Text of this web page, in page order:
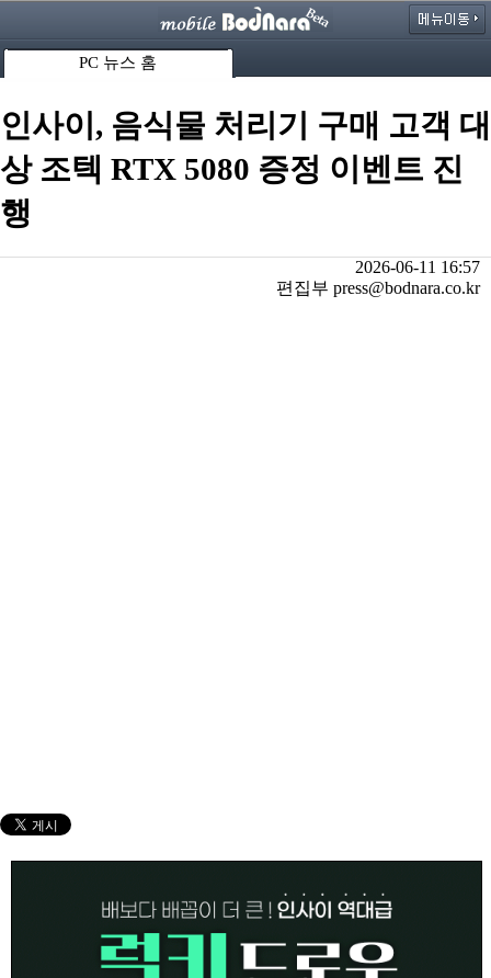
PC 뉴스 홈
인사이, 음식물 처리기 구매 고객 대
상 조텍 RTX 5080 증정 이벤트 진
행
2026-06-11 16:57
편집부 press@bodnara.co.kr